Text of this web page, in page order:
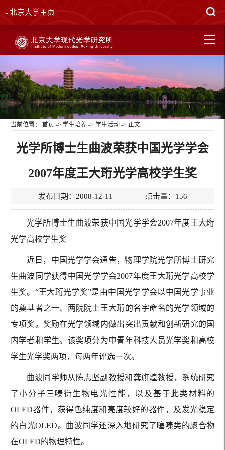
北京大学主页
当前位置： 首页 -> 学生培养-> 学生活动-> 正文
光学所博士生曲波荣获中国光学学会
2007年度王大珩光学高校学生奖
发布日期：2008-12-11 点击量： 156
光学所博士生曲波荣获中国光学学会2007年度王大珩
光学高校学生奖
近日，中国光学学会通告，物理学院光学所博士研究
生曲波同学获得中国光学学会2007年度王大珩光学高校学
生奖。“王大珩光学奖”是由中国光学学会以中国光学事业
的奠基者之一、两院院士王大珩的名字命名的光学领域的
专项奖。奖励在光学领域内做出突出贡献和创新研究的国
内学者和学生。该奖项分为中青年科技人员光学奖和高校
学生光学奖两项，每两年评选一次。
曲波同学师从陈志坚副教授和龚旗煌教授，系统研究
了小分子三嗪衍生物电光性能，以及基于此类材料的
OLED器件，获得色纯度和亮度较好的器件，及发光稳定
的白光OLED。曲波同学还深入地研究了噻嗪类的聚合物
在OLED的物理特性。